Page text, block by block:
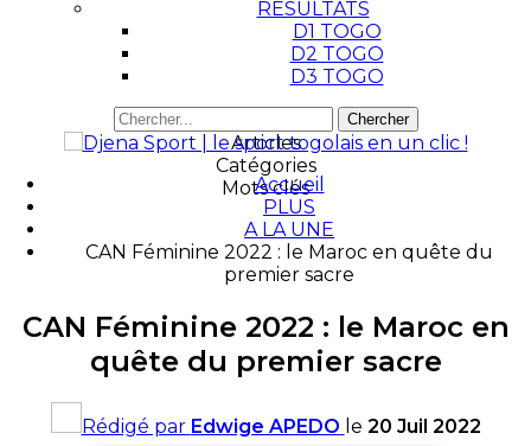
RESULTATS
D1 TOGO
D2 TOGO
D3 TOGO
Articles
Catégories
Mots clés
Accueil
PLUS
A LA UNE
CAN Féminine 2022 : le Maroc en quête du
premier sacre
CAN Féminine 2022 : le Maroc en
quête du premier sacre
Rédigé par Edwige APEDO le 20 Juil 2022